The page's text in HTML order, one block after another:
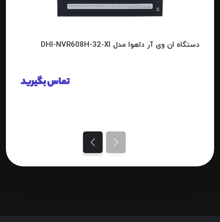
دستگاه ان وی آر داهوا مدل DHI-NVR608H-32-XI
تماس بگیرید